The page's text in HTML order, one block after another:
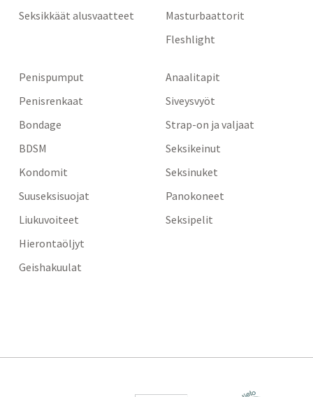
Seksikkäät alusvaatteet
Masturbaattorit
Fleshlight
Penispumput
Penisrenkaat
Bondage
BDSM
Kondomit
Suuseksisuojat
Liukuvoiteet
Hierontaöljyt
Geishakuulat
Anaalitapit
Siveysvyöt
Strap-on ja valjaat
Seksikeinut
Seksinuket
Panokoneet
Seksipelit